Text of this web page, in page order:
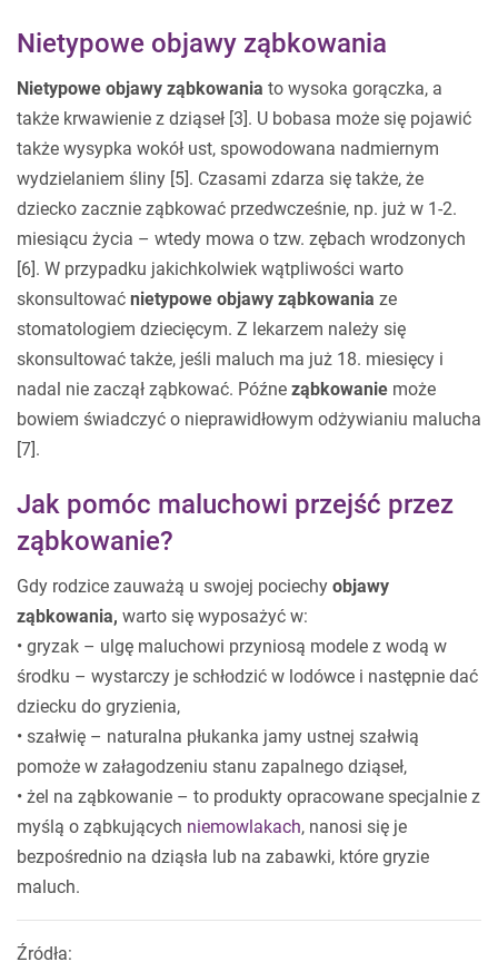
Nietypowe objawy ząbkowania
Nietypowe objawy ząbkowania to wysoka gorączka, a
także krwawienie z dziąseł [3]. U bobasa może się pojawić
także wysypka wokół ust, spowodowana nadmiernym
wydzielaniem śliny [5]. Czasami zdarza się także, że
dziecko zacznie ząbkować przedwcześnie, np. już w 1-2.
miesiącu życia – wtedy mowa o tzw. zębach wrodzonych
[6]. W przypadku jakichkolwiek wątpliwości warto
skonsultować nietypowe objawy ząbkowania ze
stomatologiem dziecięcym. Z lekarzem należy się
skonsultować także, jeśli maluch ma już 18. miesięcy i
nadal nie zaczął ząbkować. Późne ząbkowanie może
bowiem świadczyć o nieprawidłowym odżywianiu malucha
[7].
Jak pomóc maluchowi przejść przez
ząbkowanie?
Gdy rodzice zauważą u swojej pociechy objawy
ząbkowania, warto się wyposażyć w:
• gryzak – ulgę maluchowi przyniosą modele z wodą w
środku – wystarczy je schłodzić w lodówce i następnie dać
dziecku do gryzienia,
• szałwię – naturalna płukanka jamy ustnej szałwią
pomoże w załagodzeniu stanu zapalnego dziąseł,
• żel na ząbkowanie – to produkty opracowane specjalnie z
myślą o ząbkujących niemowlakach, nanosi się je
bezpośrednio na dziąsła lub na zabawki, które gryzie
maluch.
Źródła: